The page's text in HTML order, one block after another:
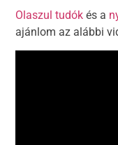
Olaszul tudók és a
ajánlom az alábbi